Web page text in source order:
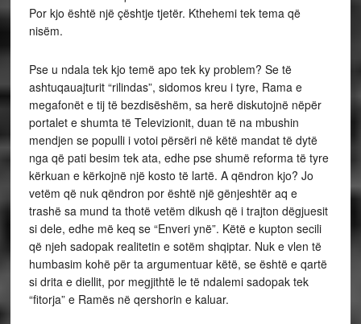
Por kjo është një çështje tjetër. Kthehemi tek tema që
nisëm.
Pse u ndala tek kjo temë apo tek ky problem? Se të
ashtuqauajturit “rilindas”, sidomos kreu i tyre, Rama e
megafonët e tij të bezdisëshëm, sa herë diskutojnë nëpër
portalet e shumta të Televizionit, duan të na mbushin
mendjen se populli i votoi përsëri në këtë mandat të dytë
nga që pati besim tek ata, edhe pse shumë reforma të tyre
kërkuan e kërkojnë një kosto të lartë. A qëndron kjo? Jo
vetëm që nuk qëndron por është një gënjeshtër aq e
trashë sa mund ta thotë vetëm dikush që i trajton dëgjuesit
si dele, edhe më keq se “Enveri ynë”. Këtë e kupton secili
që njeh sadopak realitetin e sotëm shqiptar. Nuk e vlen të
humbasim kohë për ta argumentuar këtë, se është e qartë
si drita e diellit, por megjithtë le të ndalemi sadopak tek
“fitorja” e Ramës në qershorin e kaluar.